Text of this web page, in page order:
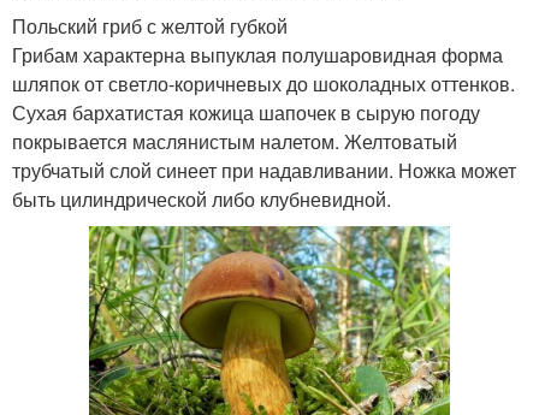
Польский гриб с желтой губкой
Грибам характерна выпуклая полушаровидная форма
шляпок от светло-коричневых до шоколадных оттенков.
Сухая бархатистая кожица шапочек в сырую погоду
покрывается маслянистым налетом. Желтоватый
трубчатый слой синеет при надавливании. Ножка может
быть цилиндрической либо клубневидной.